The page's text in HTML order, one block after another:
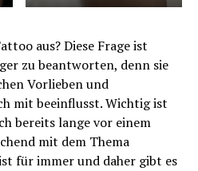
aus? Diese Frage ist
zu beantworten, denn sie
Vorlieben und
mit beeinflusst. Wichtig ist
bereits lange vor einem
mit dem Thema
für immer und daher gibt es